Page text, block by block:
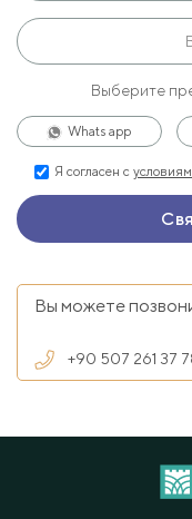
Выберите
Whats app
Я согласен с
Вы можете
+90 507 261 37